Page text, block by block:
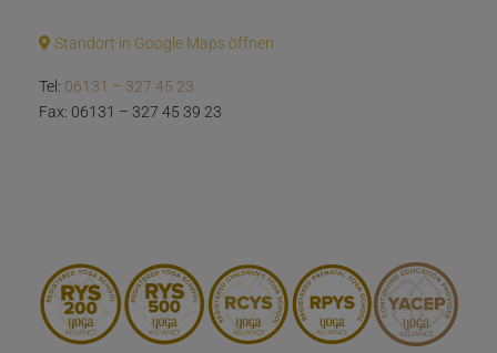
Standort in Google Maps öffnen
Tel: 06131 – 327 45 23
Fax: 06131 – 327 45 39 23